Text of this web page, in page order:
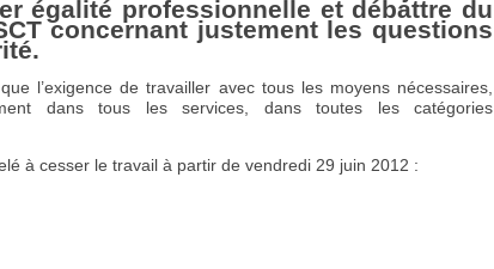
égalité professionnelle et débattre du
concernant justement les questions
l’exigence de travailler avec tous les moyens nécessaires,
dans tous les services, dans toutes les catégories
à cesser le travail à partir de vendredi 29 juin 2012 :